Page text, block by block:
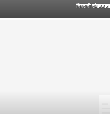
निगरानी संवाददाता